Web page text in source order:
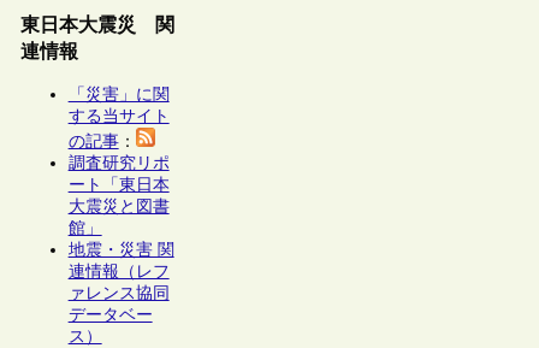
東日本大震災 関
連情報
「災害」に関
する当サイト
の記事：
調査研究リポ
ート「東日本
大震災と図書
館」
地震・災害 関
連情報（レフ
ァレンス協同
データベー
ス）